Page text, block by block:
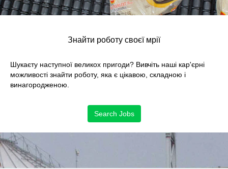
Знайти роботу своєї мрії
Шукаєту наступної великох пригоди? Вивчіть наші кар'єрні
можливості знайти роботу, яка є цікавою, складною і
винагородженою.
Search Jobs